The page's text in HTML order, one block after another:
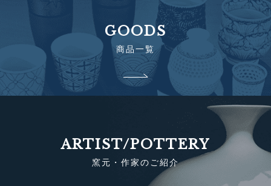
GOODS
商品一覧
ARTIST/POTTERY
窯元・作家のご紹介